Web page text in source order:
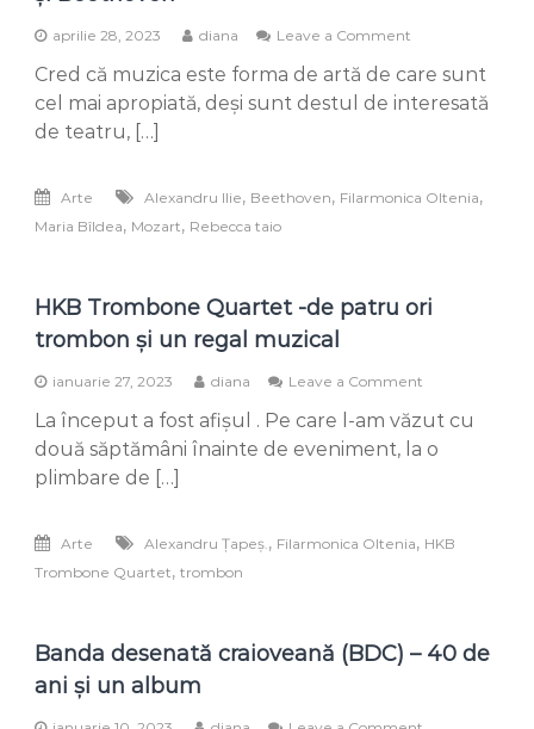
aprilie 28, 2023 diana Leave a Comment
de
primăvară
și
Cred că muzica este forma de artă de care sunt
cel mai apropiată, deși sunt destul de interesată
de teatru, […]
Arte Alexandru Ilie, Beethoven, Filarmonica Oltenia,
Maria Bîldea, Mozart, Rebecca taio
HKB Trombone Quartet -de patru ori
trombon și un regal muzical
ianuarie 27, 2023 diana Leave a Comment
Trombone
Quartet
trombon
La început a fost afișul . Pe care l-am văzut cu
două săptămâni înainte de eveniment, la o
plimbare de […]
Arte Alexandru Țapeș., Filarmonica Oltenia, HKB
Trombone Quartet, trombon
Banda desenată craioveană (BDC) – 40 de
ani și un album